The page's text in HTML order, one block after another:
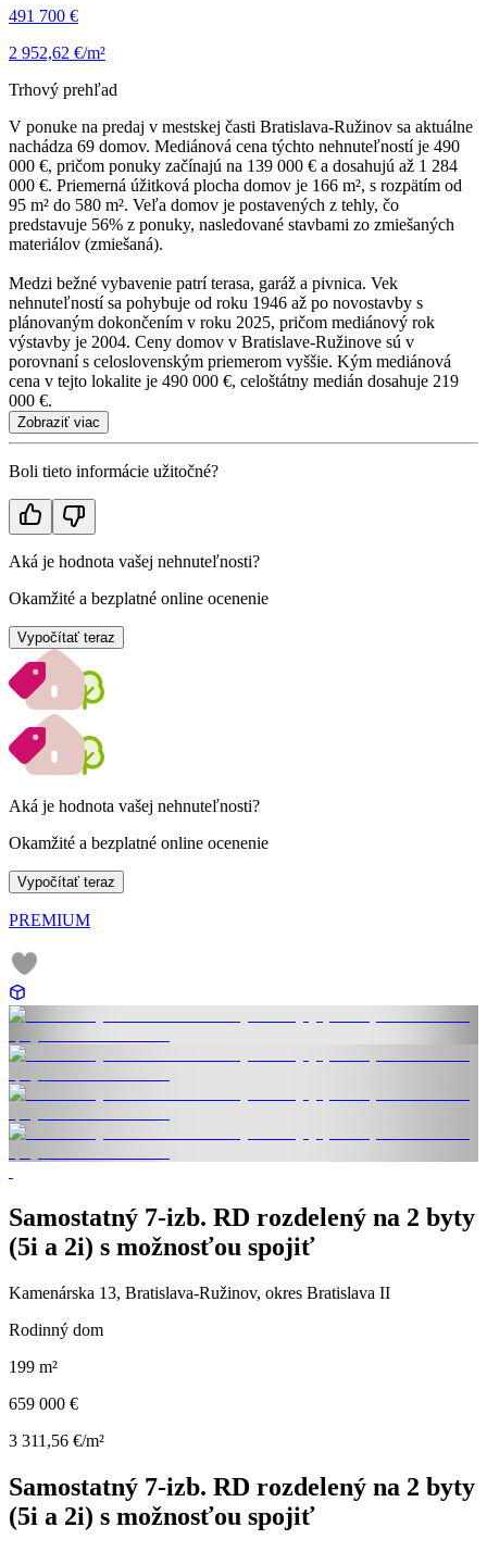
491 700 €
2 952,62 €/m²
Trhový prehľad
V ponuke na predaj v mestskej časti Bratislava-Ružinov sa aktuálne
nachádza 69 domov. Mediánová cena týchto nehnuteľností je 490
000 €, pričom ponuky začínajú na 139 000 € a dosahujú až 1 284
000 €. Priemerná úžitková plocha domov je 166 m², s rozpätím od
95 m² do 580 m². Veľa domov je postavených z tehly, čo
predstavuje 56% z ponuky, nasledované stavbami zo zmiešaných
materiálov (zmiešaná).
Medzi bežné vybavenie patrí terasa, garáž a pivnica. Vek
nehnuteľností sa pohybuje od roku 1946 až po novostavby s
plánovaným dokončením v roku 2025, pričom mediánový rok
výstavby je 2004. Ceny domov v Bratislave-Ružinove sú v
porovnaní s celoslovenským priemerom vyššie. Kým mediánová
cena v tejto lokalite je 490 000 €, celoštátny medián dosahuje 219
000 €.
Zobraziť viac
Boli tieto informácie užitočné?
Aká je hodnota vašej nehnuteľnosti?
Okamžité a bezplatné online ocenenie
Vypočítať teraz
Aká je hodnota vašej nehnuteľnosti?
Okamžité a bezplatné online ocenenie
Vypočítať teraz
PREMIUM
Samostatný 7-izb. RD rozdelený na 2 byty
(5i a 2i) s možnosťou spojiť
Kamenárska 13, Bratislava-Ružinov, okres Bratislava II
Rodinný dom
199 m²
659 000 €
3 311,56 €/m²
Samostatný 7-izb. RD rozdelený na 2 byty
(5i a 2i) s možnosťou spojiť